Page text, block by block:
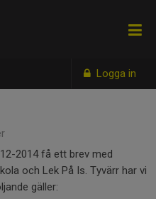
Logga in
2014 få ett brev med
och Lek På Is. Tyvärr har vi
gäller: